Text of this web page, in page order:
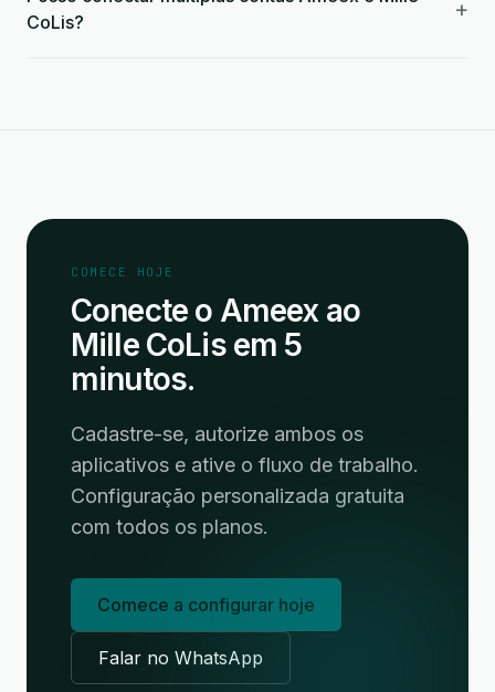
CoLis?
+
COMECE HOJE
Conecte o Ameex ao
Mille CoLis em 5
minutos.
Cadastre-se, autorize ambos os
aplicativos e ative o fluxo de trabalho.
Configuração personalizada gratuita
com todos os planos.
Comece a configurar hoje
Falar no WhatsApp